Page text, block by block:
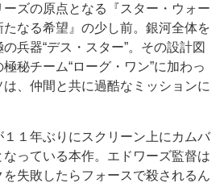
ズの原点となる『スター・ウォー
なる希望』の少し前。銀河全体を
兵器“デス・スター”。その設計図
秘チーム“ローグ・ワン”に加わっ
、仲間と共に過酷なミッションに
１年ぶりにスクリーン上にカムバ
っている本作。エドワーズ監督は
を失敗したらフォースで殺されるん